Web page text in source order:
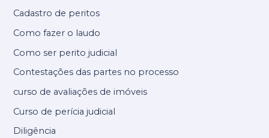
Cadastro de peritos
Como fazer o laudo
Como ser perito judicial
Contestações das partes no processo
curso de avaliações de imóveis
Curso de perícia judicial
Diligência